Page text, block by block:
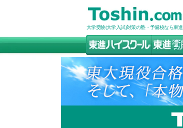
大学受験(大学入試)対策の塾・予備校なら東進